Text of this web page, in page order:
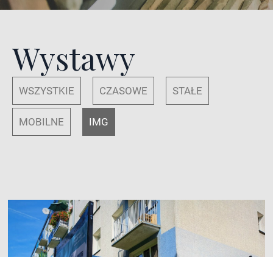
Wystawy
WSZYSTKIE CZASOWE STAŁE
MOBILNE IMG